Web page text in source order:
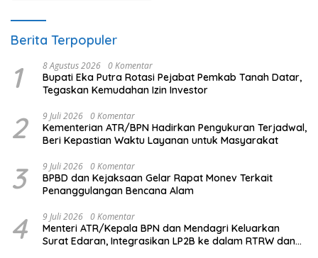
Berita Terpopuler
1 8 Agustus 2026 0 Komentar
Bupati Eka Putra Rotasi Pejabat Pemkab Tanah Datar,
Tegaskan Kemudahan Izin Investor
2 9 Juli 2026 0 Komentar
Kementerian ATR/BPN Hadirkan Pengukuran Terjadwal,
Beri Kepastian Waktu Layanan untuk Masyarakat
3 9 Juli 2026 0 Komentar
BPBD dan Kejaksaan Gelar Rapat Monev Terkait
Penanggulangan Bencana Alam
4 9 Juli 2026 0 Komentar
Menteri ATR/Kepala BPN dan Mendagri Keluarkan
Surat Edaran, Integrasikan LP2B ke dalam RTRW dan